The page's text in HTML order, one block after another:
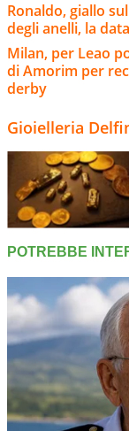
Ronaldo, giallo
degli anelli, la
Milan, per Leao
di Amorim per
derby
Gioielleria